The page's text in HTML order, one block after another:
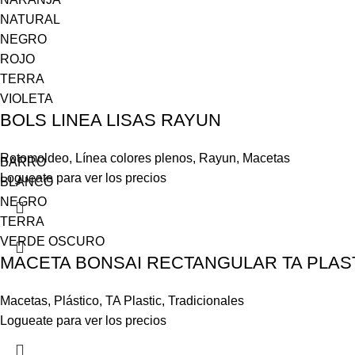
NATURAL
NEGRO
ROJO
TERRA
VIOLETA
BOLS LINEA LISAS RAYUN
Rotomoldeo, Línea colores plenos, Rayun, Macetas
Logueate para ver los precios
BARRO
BLANCO
NEGRO
TERRA
VERDE OSCURO
MACETA BONSAI RECTANGULAR TA
Macetas, Plástico, TA Plastic, Tradicionales
Logueate para ver los precios